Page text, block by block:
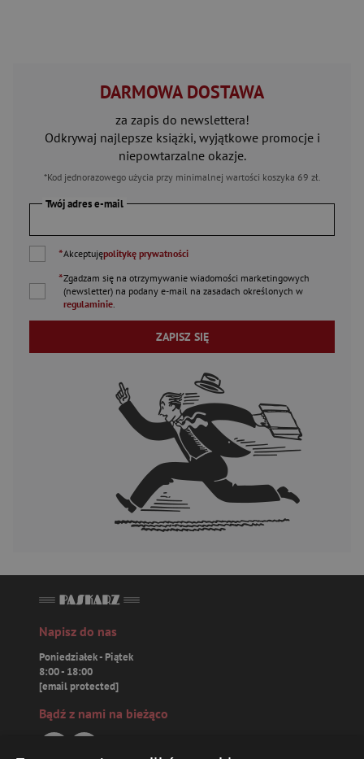
DARMOWA DOSTAWA
za zapis do newslettera!
Odkrywaj najlepsze książki, wyjątkowe promocje i
niepowtarzalne okazje.
*Kod jednorazowego użycia przy minimalnej wartości koszyka 69 zł.
Twój adres e-mail
*Akceptujępolitykę prywatności
*Zgadzam się na otrzymywanie wiadomości marketingowych
(newsletter) na podany e-mail na zasadach określonych w
regulaminie.
ZAPISZ SIĘ
Napisz do nas
Poniedziałek - Piątek
8:00 - 18:00
[email protected]
Bądź z nami na bieżąco